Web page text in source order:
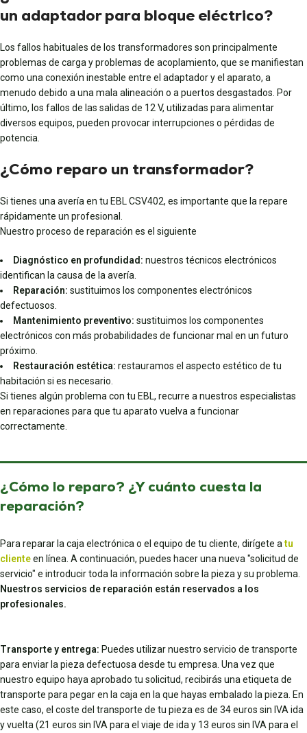
un adaptador para bloque eléctrico?
Los fallos habituales de los transformadores son principalmente
problemas de carga y problemas de acoplamiento, que se manifiestan
como una conexión inestable entre el adaptador y el aparato, a
menudo debido a una mala alineación o a puertos desgastados. Por
último, los fallos de las salidas de 12 V, utilizadas para alimentar
diversos equipos, pueden provocar interrupciones o pérdidas de
potencia.
¿Cómo reparo un transformador?
Si tienes una avería en tu EBL CSV402, es importante que la repare
rápidamente un profesional.
Nuestro proceso de reparación es el siguiente
Diagnóstico en profundidad: nuestros técnicos electrónicos
identifican la causa de la avería.
Reparación: sustituimos los componentes electrónicos
defectuosos.
Mantenimiento preventivo: sustituimos los componentes
electrónicos con más probabilidades de funcionar mal en un futuro
próximo.
Restauración estética: restauramos el aspecto estético de tu
habitación si es necesario.
Si tienes algún problema con tu EBL, recurre a nuestros especialistas
en reparaciones para que tu aparato vuelva a funcionar
correctamente.
¿Cómo lo reparo? ¿Y cuánto cuesta la
reparación?
Para reparar la caja electrónica o el equipo de tu cliente, dirígete atu
clienteen línea. A continuación, puedes hacer una nueva "solicitud de
servicio" e introducir toda la información sobre la pieza y su problema.
Nuestros servicios de reparación están reservados a los
profesionales.
Transporte y entrega: Puedes utilizar nuestro servicio de transporte
para enviar la pieza defectuosa desde tu empresa. Una vez que
nuestro equipo haya aprobado tu solicitud, recibirás una etiqueta de
transporte para pegar en la caja en la que hayas embalado la pieza. En
este caso, el coste del transporte de tu pieza es de 34 euros sin IVA ida
y vuelta (21 euros sin IVA para el viaje de ida y 13 euros sin IVA para el